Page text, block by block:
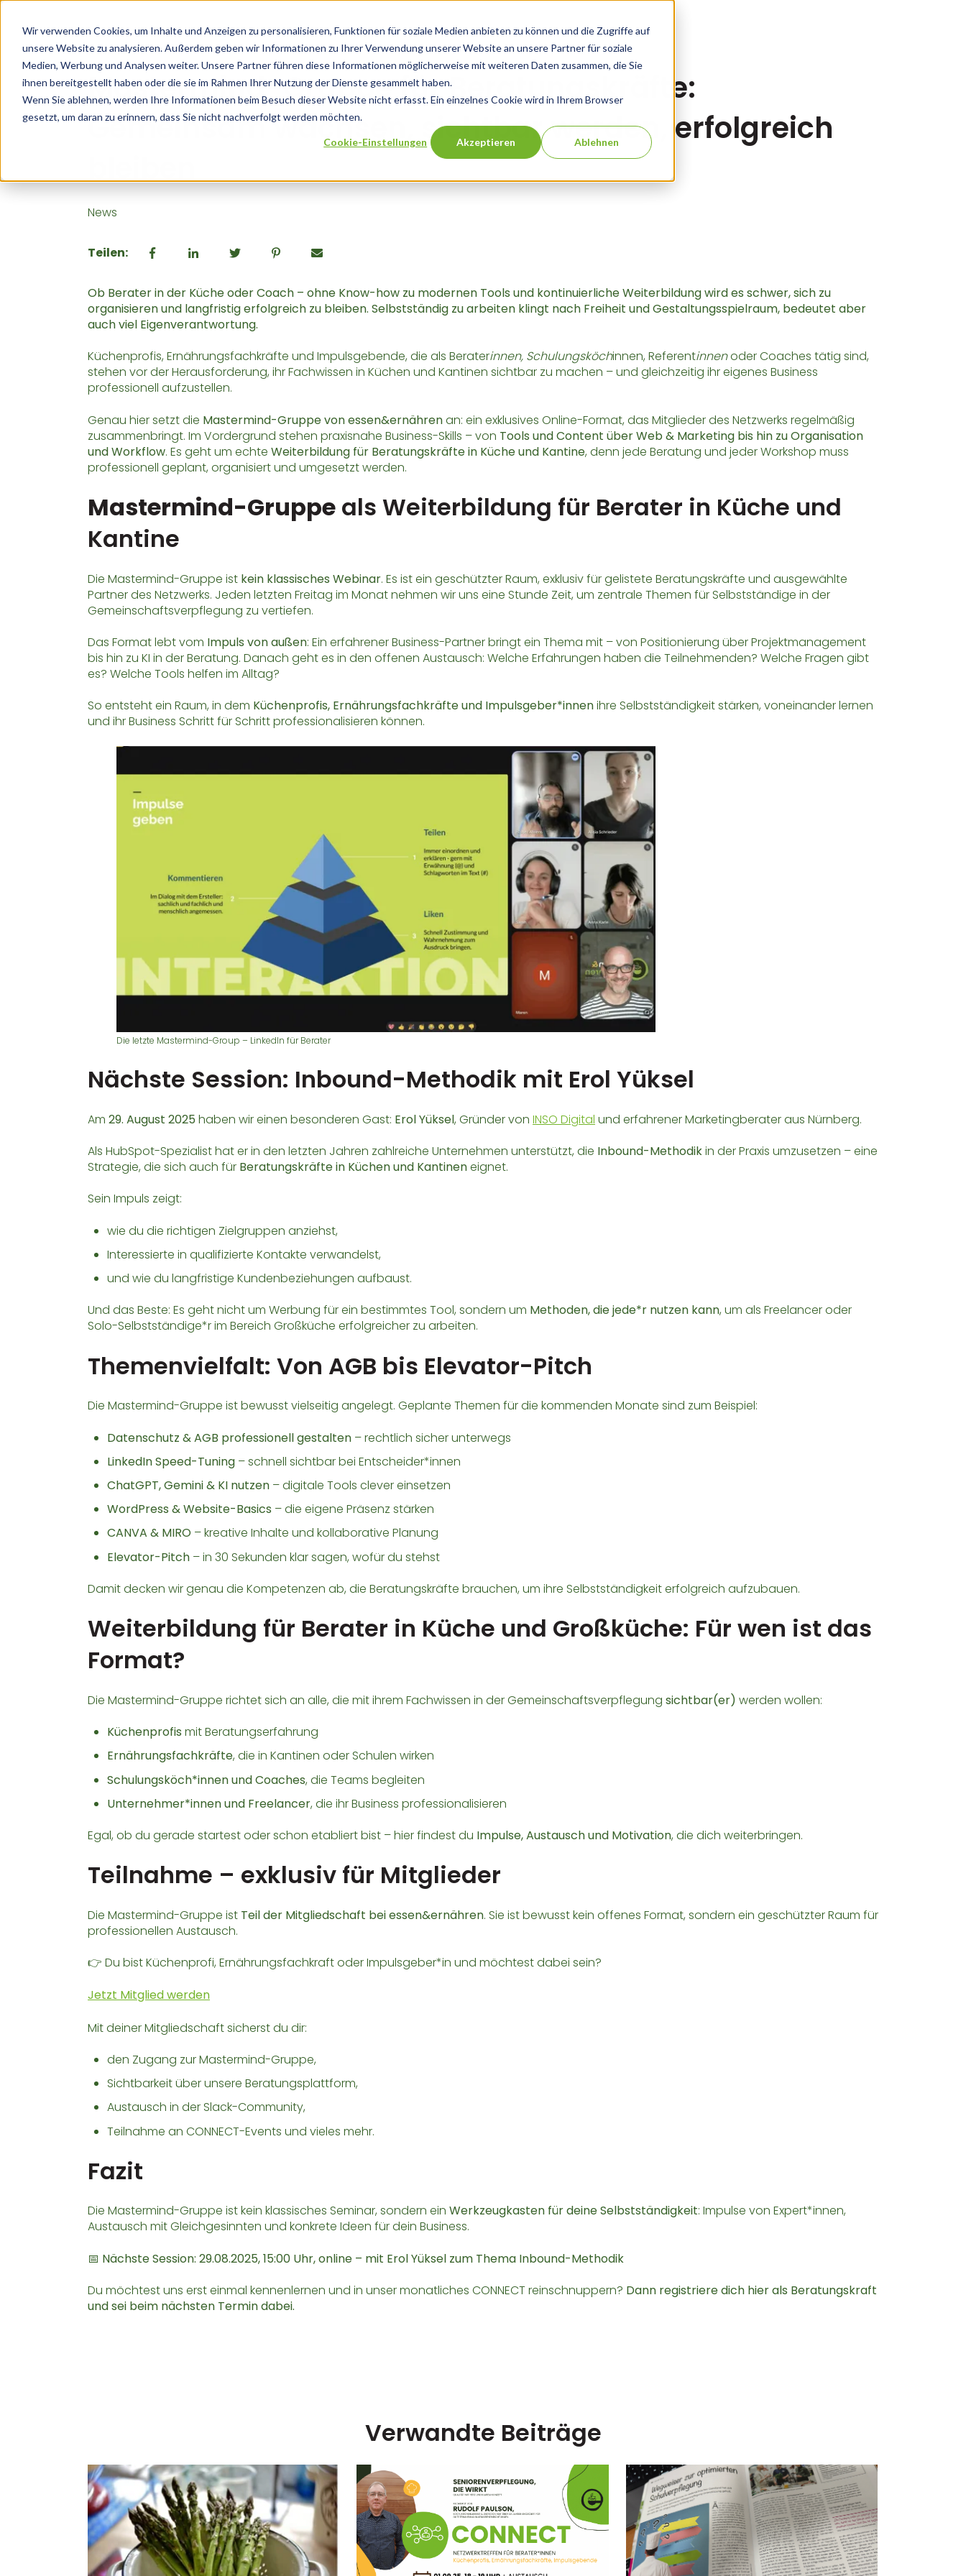
Wir verwenden Cookies, um Inhalte und Anzeigen zu personalisieren, Funktionen für soziale Medien anbieten zu können und die Zugriffe auf
unsere Website zu analysieren. Außerdem geben wir Informationen zu Ihrer Verwendung unserer Website an unsere Partner für soziale
Medien, Werbung und Analysen weiter. Unsere Partner führen diese Informationen möglicherweise mit weiteren Daten zusammen, die Sie
ihnen bereitgestellt haben oder die sie im Rahmen Ihrer Nutzung der Dienste gesammelt haben.
Wenn Sie ablehnen, werden Ihre Informationen beim Besuch dieser Website nicht erfasst. Ein einzelnes Cookie wird in Ihrem Browser
gesetzt, um daran zu erinnern, dass Sie nicht nachverfolgt werden möchten.
Cookie-Einstellungen Akzeptieren Ablehnen
18.08.25 18:54
Mastermind-Gruppe für Beratungskräfte:
Gemeinsam wachsen, sichtbar werden, erfolgreich
News
Teilen:
Ob Berater in der Küche oder Coach – ohne Know-how zu modernen Tools und kontinuierliche Weiterbildung wird es schwer, sich zu
organisieren und langfristig erfolgreich zu bleiben. Selbstständig zu arbeiten klingt nach Freiheit und Gestaltungsspielraum, bedeutet aber
auch viel Eigenverantwortung.
Küchenprofis, Ernährungsfachkräfte und Impulsgebende, die als Beraterinnen, Schulungsköchinnen, Referentinnenoder Coaches tätig sind,
stehen vor der Herausforderung, ihr Fachwissen in Küchen und Kantinen sichtbar zu machen – und gleichzeitig ihr eigenes Business
professionell aufzustellen.
Genau hier setzt die Mastermind-Gruppe von essen&ernährenan: ein exklusives Online-Format, das Mitglieder des Netzwerks regelmäßig
zusammenbringt. Im Vordergrund stehen praxisnahe Business-Skills – von Tools und Content über Web & Marketing bis hin zu Organisation
und Workflow. Es geht um echte Weiterbildung für Beratungskräfte in Küche und Kantine, denn jede Beratung und jeder Workshop muss
professionell geplant, organisiert und umgesetzt werden.
Mastermind-Gruppe als Weiterbildung für Berater in Küche und
Kantine
Die Mastermind-Gruppe ist kein klassisches Webinar. Es ist ein geschützter Raum, exklusiv für gelistete Beratungskräfte und ausgewählte
Partner des Netzwerks. Jeden letzten Freitag im Monat nehmen wir uns eine Stunde Zeit, um zentrale Themen für Selbstständige in der
Gemeinschaftsverpflegung zu vertiefen.
Das Format lebt vom Impuls von außen: Ein erfahrener Business-Partner bringt ein Thema mit – von Positionierung über Projektmanagement
bis hin zu KI in der Beratung. Danach geht es in den offenen Austausch: Welche Erfahrungen haben die Teilnehmenden? Welche Fragen gibt
es? Welche Tools helfen im Alltag?
So entsteht ein Raum, in dem Küchenprofis, Ernährungsfachkräfte und Impulsgeber*innenihre Selbstständigkeit stärken, voneinander lernen
und ihr Business Schritt für Schritt professionalisieren können.
Die letzte Mastermind-Group – LinkedIn für Berater
Nächste Session: Inbound-Methodik mit Erol Yüksel
Am 29. August 2025 haben wir einen besonderen Gast: Erol Yüksel, Gründer von INSO Digital und erfahrener Marketingberater aus Nürnberg.
Als HubSpot-Spezialist hat er in den letzten Jahren zahlreiche Unternehmen unterstützt, die Inbound-Methodikin der Praxis umzusetzen – eine
Strategie, die sich auch für Beratungskräfte in Küchen und Kantineneignet.
Sein Impuls zeigt:
wie du die richtigen Zielgruppen anziehst,
Interessierte in qualifizierte Kontakte verwandelst,
und wie du langfristige Kundenbeziehungen aufbaust.
Und das Beste: Es geht nicht um Werbung für ein bestimmtes Tool, sondern um Methoden, die jede*r nutzen kann, um als Freelancer oder
Solo-Selbstständige*r im Bereich Großküche erfolgreicher zu arbeiten.
Themenvielfalt: Von AGB bis Elevator-Pitch
Die Mastermind-Gruppe ist bewusst vielseitig angelegt. Geplante Themen für die kommenden Monate sind zum Beispiel:
Datenschutz & AGB professionell gestalten – rechtlich sicher unterwegs
LinkedIn Speed-Tuning – schnell sichtbar bei Entscheider*innen
ChatGPT, Gemini & KI nutzen – digitale Tools clever einsetzen
WordPress & Website-Basics – die eigene Präsenz stärken
CANVA & MIRO – kreative Inhalte und kollaborative Planung
Elevator-Pitch – in 30 Sekunden klar sagen, wofür du stehst
Damit decken wir genau die Kompetenzen ab, die Beratungskräfte brauchen, um ihre Selbstständigkeit erfolgreich aufzubauen.
Weiterbildung für Berater in Küche und Großküche: Für wen ist das
Format?
Die Mastermind-Gruppe richtet sich an alle, die mit ihrem Fachwissen in der Gemeinschaftsverpflegung sichtbar(er) werden wollen:
Küchenprofis mit Beratungserfahrung
Ernährungsfachkräfte, die in Kantinen oder Schulen wirken
Schulungsköch*innen und Coaches, die Teams begleiten
Unternehmer*innen und Freelancer, die ihr Business professionalisieren
Egal, ob du gerade startest oder schon etabliert bist – hier findest du Impulse, Austausch und Motivation, die dich weiterbringen.
Teilnahme – exklusiv für Mitglieder
Die Mastermind-Gruppe ist Teil der Mitgliedschaft bei essen&ernähren. Sie ist bewusst kein offenes Format, sondern ein geschützter Raum für
professionellen Austausch.
👉 Du bist Küchenprofi, Ernährungsfachkraft oder Impulsgeber*in und möchtest dabei sein?
Jetzt Mitglied werden
Mit deiner Mitgliedschaft sicherst du dir:
den Zugang zur Mastermind-Gruppe,
Sichtbarkeit über unsere Beratungsplattform,
Austausch in der Slack-Community,
Teilnahme an CONNECT-Events und vieles mehr.
Fazit
Die Mastermind-Gruppe ist kein klassisches Seminar, sondern ein Werkzeugkasten für deine Selbstständigkeit: Impulse von Expert*innen,
Austausch mit Gleichgesinnten und konkrete Ideen für dein Business.
📅 Nächste Session: 29.08.2025, 15:00 Uhr, online – mit Erol Yüksel zum Thema Inbound-Methodik
Du möchtest uns erst einmal kennenlernen und in unser monatliches CONNECT reinschnuppern? Dann registriere dich hier als Beratungskraft
und sei beim nächsten Termin dabei.
Verwandte Beiträge